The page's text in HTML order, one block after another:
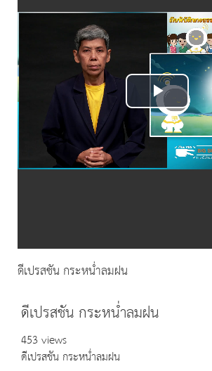
Play
Video
ดีเปรสชัน กระหน่ำลมฝน
ดีเปรสชัน กระหน่ำลมฝน
453 views
ดีเปรสชัน กระหน่ำลมฝน